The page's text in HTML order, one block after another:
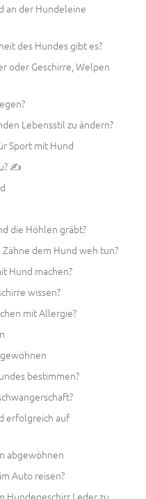
an der Hundeleine
des Hundes gibt es?
oder Geschirre, Welpen
Lebensstil zu ändern?
Sport mit Hund
✍
die Höhlen gräbt?
dem Hund weh tun?
Hund machen?
wissen?
mit Allergie?
bestimmen?
erfolgreich auf
abgewöhnen
Auto reisen?